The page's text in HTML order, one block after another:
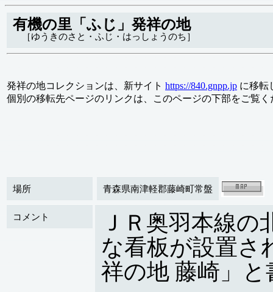
有機の里「ふじ」発祥の地
［ゆうきのさと・ふじ・はっしょうのち］
発祥の地コレクションは、新サイトhttps://840.gnpp.jpに移転
個別の移転先ページのリンクは、このページの下部をご覧く
場所 青森県南津軽郡藤崎町常盤
コメント
ＪＲ奥羽本線
な看板が設置さ
祥の地 藤崎」